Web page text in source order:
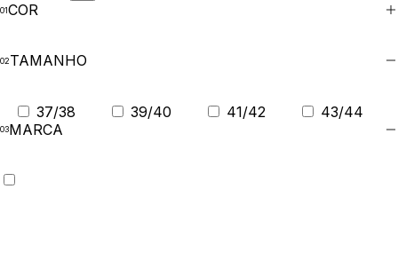
COR
TAMANHO
37/38 39/40 41/42
43/44
MARCA